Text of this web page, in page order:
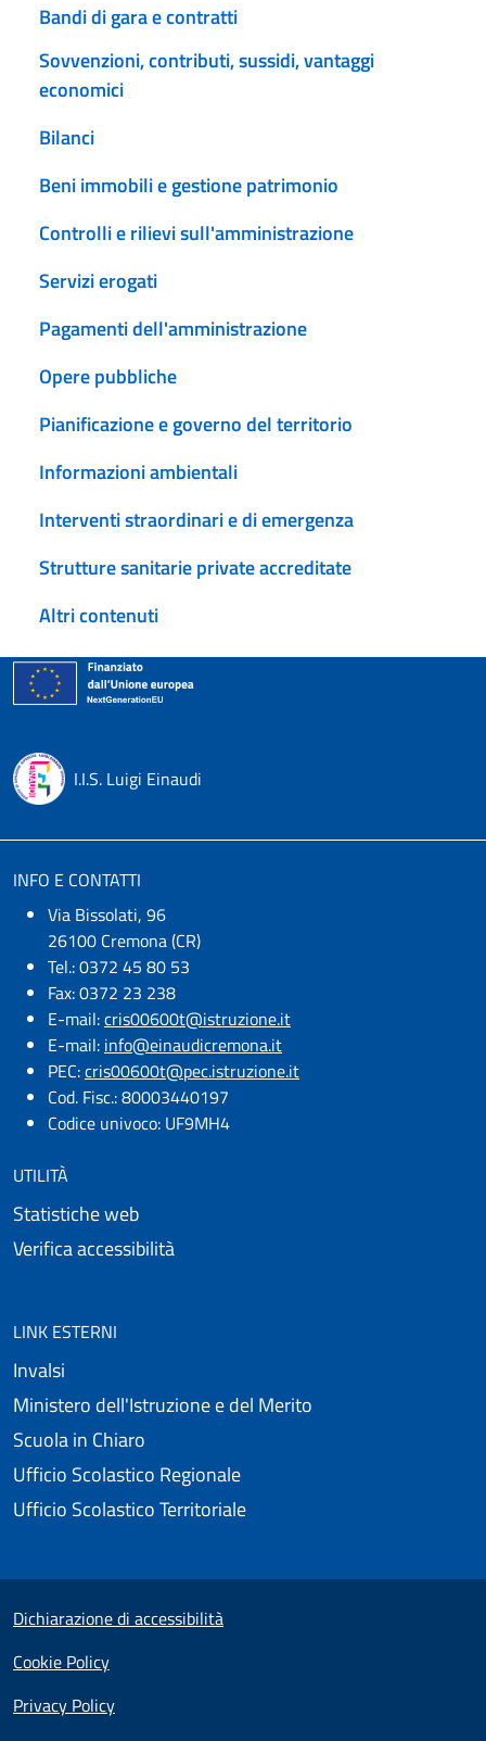
Bandi di gara e contratti
Sovvenzioni, contributi, sussidi, vantaggi
economici
Bilanci
Beni immobili e gestione patrimonio
Controlli e rilievi sull'amministrazione
Servizi erogati
Pagamenti dell'amministrazione
Opere pubbliche
Pianificazione e governo del territorio
Informazioni ambientali
Interventi straordinari e di emergenza
Strutture sanitarie private accreditate
Altri contenuti
I.I.S. Luigi Einaudi
INFO E CONTATTI
Via Bissolati, 96
26100 Cremona (CR)
Tel.: 0372 45 80 53
Fax: 0372 23 238
E-mail:cris00600t@istruzione.it
E-mail:​ info@einaudicremona.it
PEC:cris00600t@pec.istruzione.it
Cod. Fisc.: 80003440197
Codice univoco: UF9MH4
UTILITÀ
Statistiche web
Verifica accessibilità
LINK ESTERNI
Invalsi
Ministero dell'Istruzione e del Merito
Scuola in Chiaro
Ufficio Scolastico Regionale
Ufficio Scolastico Territoriale
Small prints
Dichiarazione di accessibilità
Cookie Policy
Privacy Policy